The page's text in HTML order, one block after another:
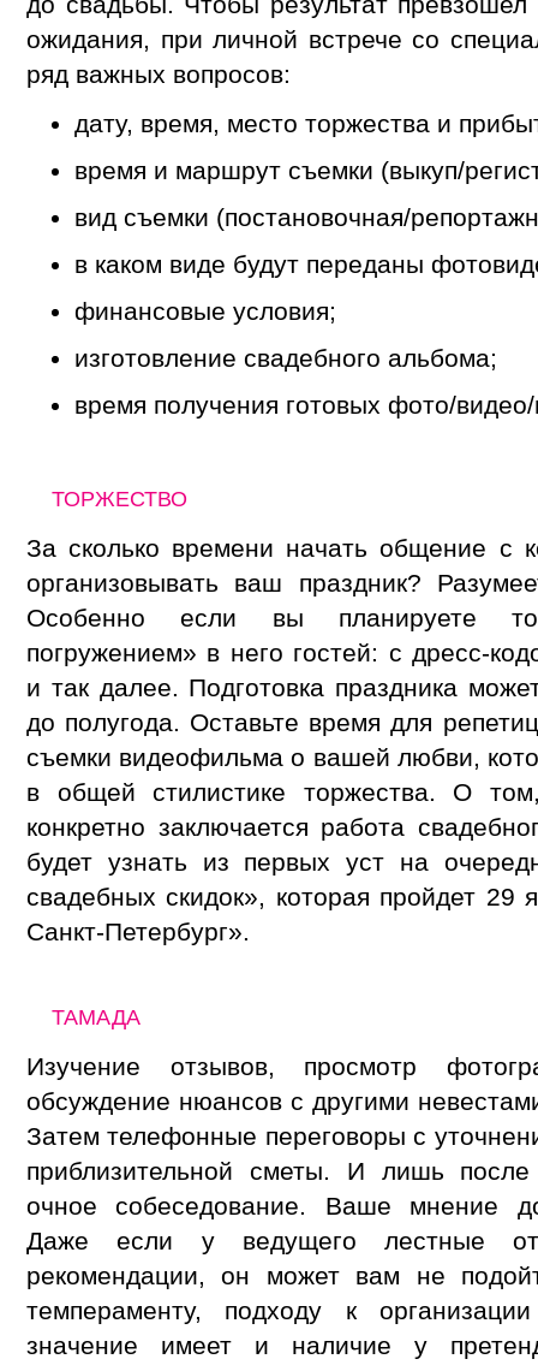
ожидания, при личной встрече со
ряд важных вопросов:
дату, время, место торжества и
время и маршрут съемки (выкуп/
вид съемки (постановочная/
в каком виде будут переданы
финансовые условия;
изготовление свадебного альбома;
время получения готовых фото/
ТОРЖЕСТВО
За сколько времени начать общение с
организовывать ваш праздник?
Особенно если вы планируете
погружением» в него гостей: с дресс-
и так далее. Подготовка праздника
до полугода. Оставьте время для
съемки видеофильма о вашей любви,
в общей стилистике торжества. О
конкретно заключается работа
будет узнать из первых уст на
свадебных скидок», которая пройдет
Санкт-Петербург».
ТАМАДА
Изучение отзывов, просмотр
обсуждение нюансов с другими
Затем телефонные переговоры с
приблизительной сметы. И лишь
очное собеседование. Ваше мнение
Даже если у ведущего лестные
рекомендации, он может вам не
темпераменту, подходу к
значение имеет и наличие у